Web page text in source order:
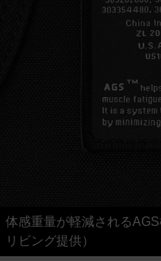
体感重量が軽減される
リビング提供）